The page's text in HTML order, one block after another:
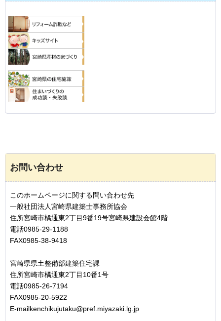
お問い合わせ
このホームページに関する問い合わせ先
一般社団法人宮崎県建築士事務所協会
住所宮崎市橘通東2丁目9番19号宮崎県建設会館4階
電話0985-29-1188
FAX0985-38-9418
宮崎県県土整備部建築住宅課
住所宮崎市橘通東2丁目10番1号
電話0985-26-7194
FAX0985-20-5922
E-mailkenchikujutaku@pref.miyazaki.lg.jp